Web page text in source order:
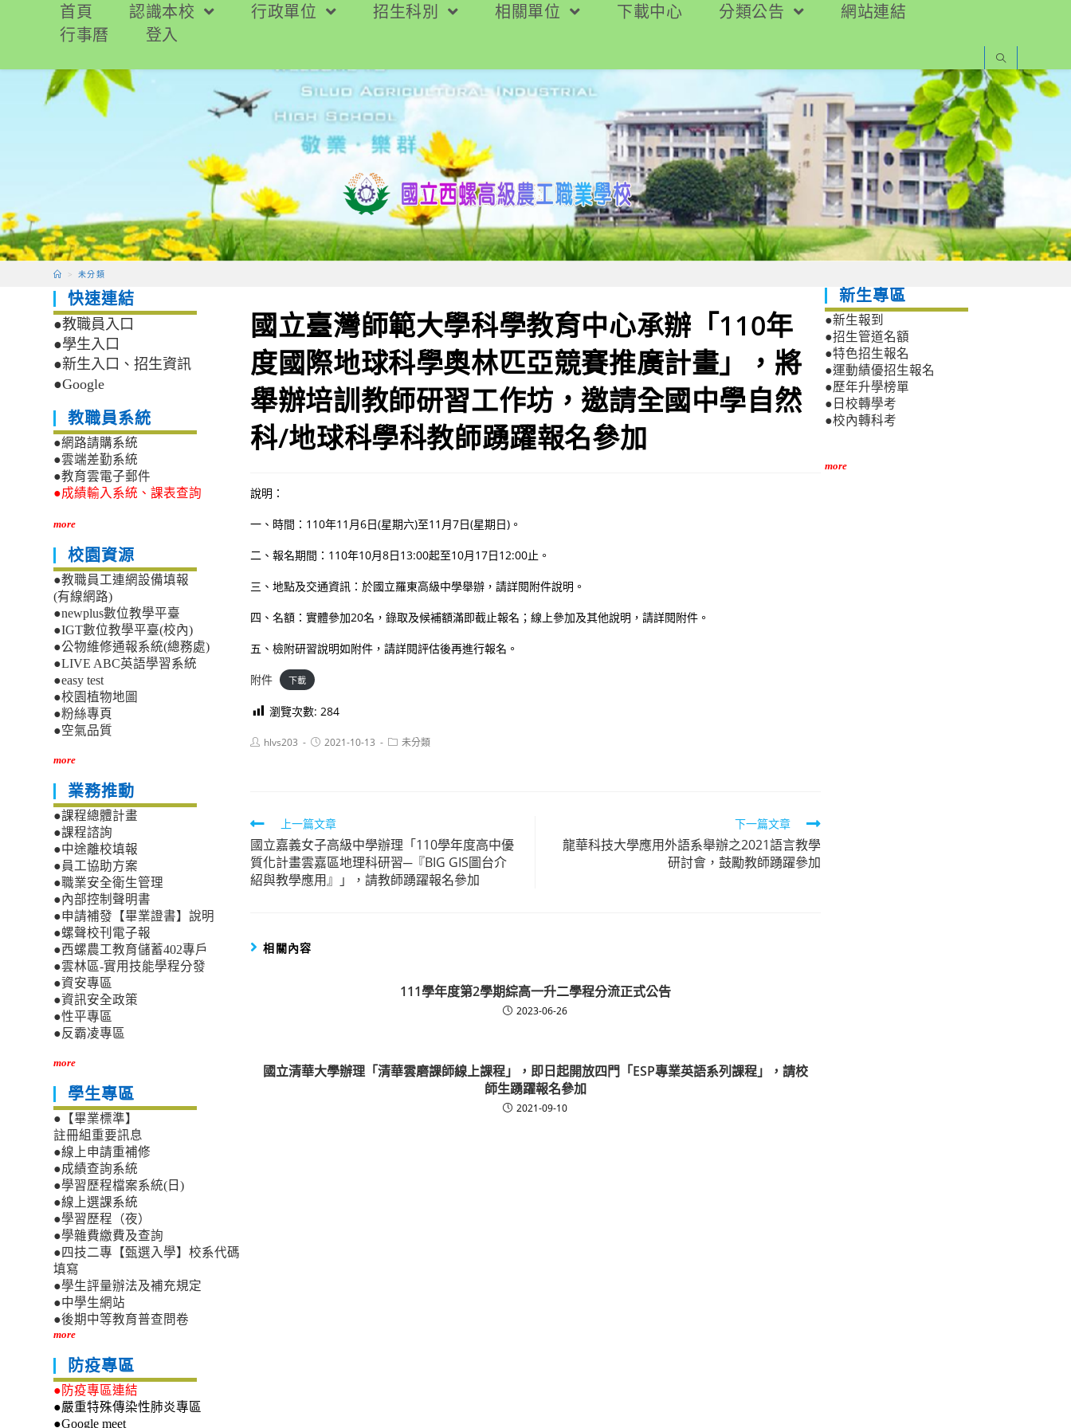
要
首頁 認識本校 行政單位 招生科別 相關單位 下載中心 分類公告
網站連結
行事曆
登入
> 未分類
國立臺灣師範大學科學教育中心承辦「110年
度國際地球科學奧林匹亞競賽推廣計畫」，將
舉辦培訓教師研習工作坊，邀請全國中學自然
科/地球科學科教師踴躍報名參加
說明：
一、時間：110年11月6日(星期六)至11月7日(星期日)。
二、報名期間：110年10月8日13:00起至10月17日12:00止。
三、地點及交通資訊：於國立羅東高級中學舉辦，請詳閱附件說明。
四、名額：實體參加20名，錄取及候補額滿即截止報名；線上參加及其他說明，請詳閱附件。
五、檢附研習說明如附件，請詳閱評估後再進行報名。
附件 下載
瀏覽次數: 284
Posthlvs203
Post2021-10-13
Post未分類
Read
more
articles
上一篇文章
國立嘉義女子高級中學辦理「110學年度高中優
質化計畫雲嘉區地理科研習─『BIG GIS圖台介
紹與教學應用』」，請教師踴躍報名參加
下一篇文章
龍華科技大學應用外語系舉辦之2021語言教學
研討會，鼓勵教師踴躍參加
相關內容
111學年度第2學期綜高一升二學程分流正式公告
2023-06-26
國立清華大學辦理「清華雲磨課師線上課程」，即日起開放四門「ESP專業英語系列課程」，請校
師生踴躍報名參加
2021-09-10
快速連結
●教職員入口
●學生入口
●新生入口、招生資訊
●Google
教職員系統
●網路請購系統
●雲端差勤系統
●教育雲電子郵件
●成績輸入系統、課表查詢
more
校園資源
●教職員工連網設備填報
(有線網路)
●newplus數位教學平臺
●IGT數位教學平臺(校內)
●公物維修通報系統(總務處)
●LIVE ABC英語學習系統
●easy test
●校園植物地圖
●粉絲專頁
●空氣品質
more
業務推動
●課程總體計畫
●課程諮詢
●中途離校填報
●員工協助方案
●職業安全衛生管理
●內部控制聲明書
●申請補發【畢業證書】說明
●螺聲校刊電子報
●西螺農工教育儲蓄402專戶
●雲林區-實用技能學程分發
●資安專區
●資訊安全政策
●性平專區
●反霸凌專區
more
學生專區
●【畢業標準】
註冊組重要訊息
●線上申請重補修
●成績查詢系統
●學習歷程檔案系統(日)
●線上選課系統
●學習歷程（夜）
●學雜費繳費及查詢
●四技二專【甄選入學】校系代碼
填寫
●學生評量辦法及補充規定
●中學生網站
●後期中等教育普查問卷
more
防疫專區
●防疫專區連結
●嚴重特殊傳染性肺炎專區
●Google meet
新生專區
●新生報到
●招生管道名額
●特色招生報名
●運動績優招生報名
●歷年升學榜單
●日校轉學考
●校內轉科考
more